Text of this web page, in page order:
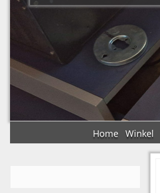
Home Winkel